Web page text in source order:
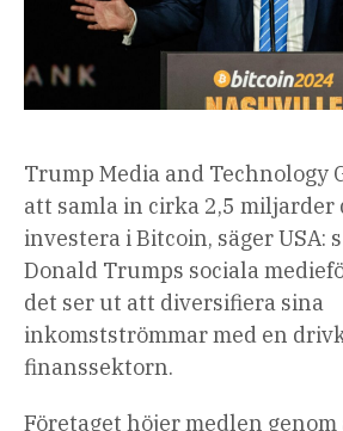
Trump Media and Technology
att samla in cirka 2,5
investera i Bitcoin, säger USA:
Donald Trumps sociala
det ser ut att diversifiera sina
inkomstströmmar med en
finanssektorn.
Företaget höjer medlen genom